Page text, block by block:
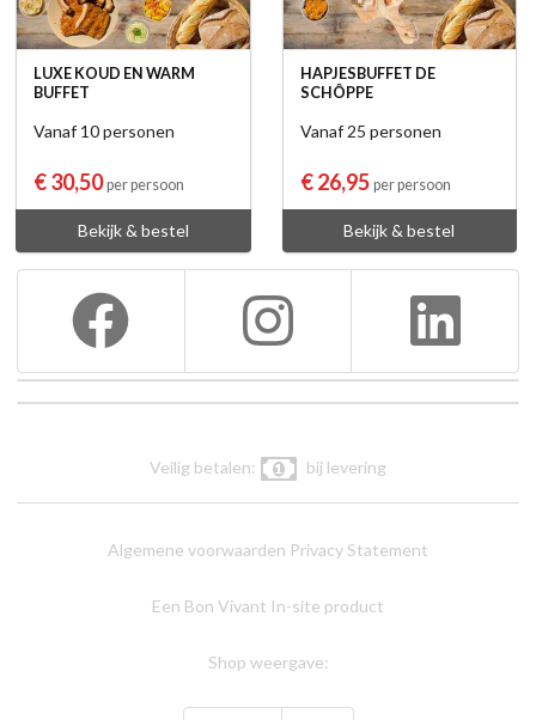
LUXE KOUD EN WARM
BUFFET
Vanaf 10 personen
€ 30,50per persoon
Bekijk & bestel
HAPJESBUFFET DE
SCHÔPPE
Vanaf 25 personen
€ 26,95 per persoon
Bekijk & bestel
Veilig betalen: bij levering
Algemene voorwaarden Privacy Statement
Een Bon Vivant In-site product
Shop weergave: